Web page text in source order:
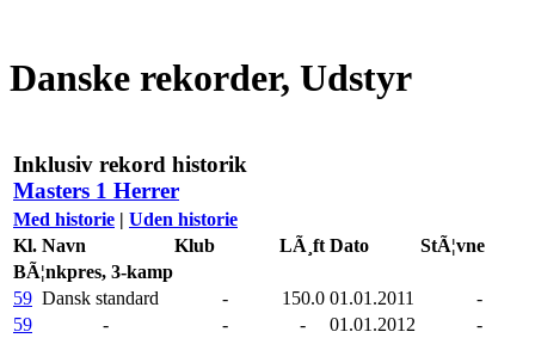
Danske rekorder, Udstyr
Inklusiv rekord historik
Masters 1 Herrer
Med historie | Uden historie
Kl. Navn Klub LÃ¸ft Dato
StÃ¦vne
BÃ¦nkpres, 3-kamp
59 Dansk standard - 150.0 01.01.2011
-
59
- - - 01.01.2012
-